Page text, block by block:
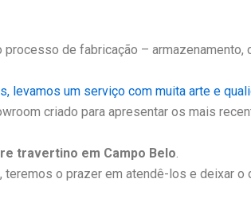
de fabricação –
levamos um serviço com muita arte e
criado para apresentar os mais
travertino em Campo Belo.
o prazer em atendê-los e deixar